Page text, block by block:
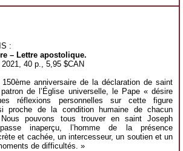
:
– Lettre apostolique.
40 p., 5,95 $CAN
anniversaire de la déclaration de saint
de l’Église universelle, le Pape « désire
réflexions personnelles sur cette figure
proche de la condition humaine de chacun
Nous pouvons tous trouver en saint Joseph
inaperçu, l’homme de la présence
et cachée, un intercesseur, un soutien et un
de difficultés. »